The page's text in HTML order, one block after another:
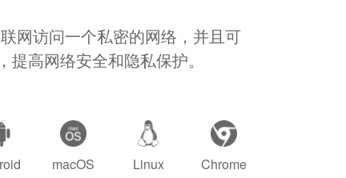
网访问一个私密的网络，并且可
高网络安全和隐私保护。
macOS Linux Chrome